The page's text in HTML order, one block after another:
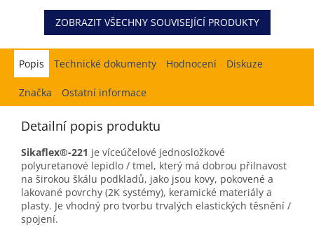
ZOBRAZIT VŠECHNY SOUVISEJÍCÍ PRODUKTY
Popis Hodnocení Diskuze
Značka Ostatní informace
Detailní popis produktu
Sikaflex®-221 je víceúčelové jednosložkové
polyuretanové lepidlo / tmel, který má dobrou přilnavost
na širokou škálu podkladů, jako jsou kovy, pokovené a
lakované povrchy (2K systémy), keramické materiály a
plasty. Je vhodný pro tvorbu trvalých elastických těsnění /
spojení.